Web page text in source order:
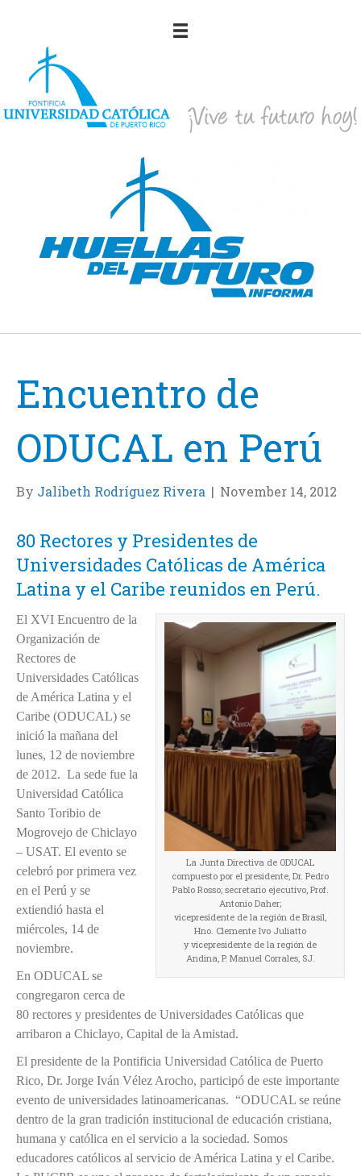
Encuentro de
ODUCAL en Perú
By Jalibeth Rodríguez Rivera | November 14, 2012
80 Rectores y Presidentes de
Universidades Católicas de América
Latina y el Caribe reunidos en Perú.
La Junta Directiva de ODUCAL
compuesto por el presidente, Dr. Pedro
Pablo Rosso; secretario ejecutivo, Prof.
Antonio Daher;
vicepresidente de la región de Brasil,
Hno. Clemente Ivo Juliatto
y vicepresidente de la región de
Andina, P. Manuel Corrales, SJ.
El XVI Encuentro de la
Organización de
Rectores de
Universidades Católicas
de América Latina y el
Caribe (ODUCAL) se
inició la mañana del
lunes, 12 de noviembre
de 2012. La sede fue la
Universidad Católica
Santo Toribio de
Mogrovejo de Chiclayo
– USAT. El evento se
celebró por primera vez
en el Perú y se
extiendió hasta el
miércoles, 14 de
noviembre.
En ODUCAL se
congregaron cerca de
80 rectores y presidentes de Universidades Católicas que
arribaron a Chiclayo, Capital de la Amistad.
El presidente de la Pontificia Universidad Católica de Puerto
Rico, Dr. Jorge Iván Vélez Arocho, participó de este importante
evento de universidades latinoamericanas. “ODUCAL se reúne
dentro de la gran tradición institucional de educación cristiana,
humana y católica en el servicio a la sociedad. Somos
educadores católicos al servicio de América Latina y el Caribe.